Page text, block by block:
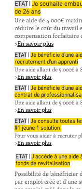
ETAT| Je souhaite
de 26 ans
Une aide de 4 000€
réduire le coût du travail
compensation forfaitaire
>En savoir plus
ETAT| Je bénéficie d'une
recrutement d'un apprenti
Une aide allant de 5 000€ à
>En savoir plus
ETAT| Je bénéficie d'une
contrat de
Une aide allant de 5 000€ à
>En savoir plus
ETAT| Je consulte toutes
#1 jeune 1 solution
Pour vous aider à recruter
>En savoir plus
ETAT| J'accède à une aide
fonds de revitalisation
Possibilité de bénéfricier
par emploi créé et d’une